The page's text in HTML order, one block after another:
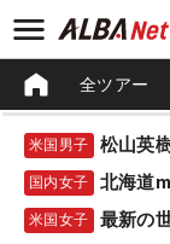
全ツアー
米国男子
国内女子 北海道
米国女子 最新の